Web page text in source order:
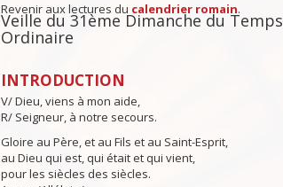
Revenir aux lectures du calendrier romain.
Veille du 31ème Dimanche du Temps
Ordinaire
INTRODUCTION
V/ Dieu, viens à mon aide,
R/ Seigneur, à notre secours.
Gloire au Père, et au Fils et au Saint-Esprit,
au Dieu qui est, qui était et qui vient,
pour les siècles des siècles.